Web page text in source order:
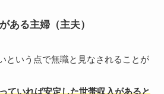
ある主婦（主夫）
という点で無職と見なされることが
ていれば安定した世帯収入があると